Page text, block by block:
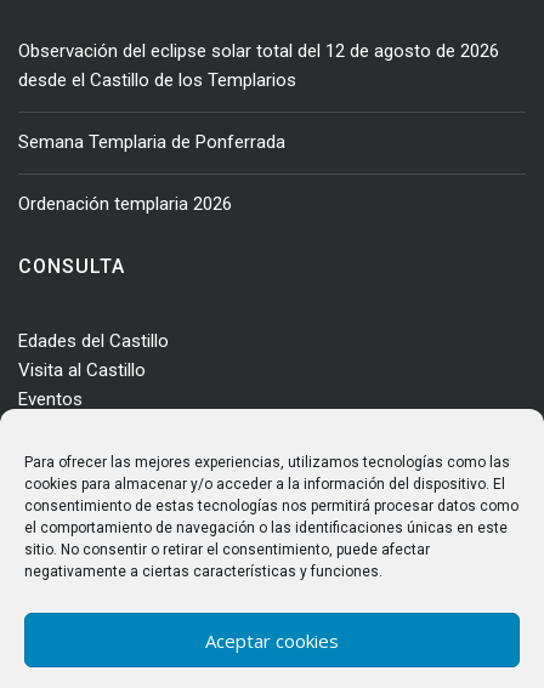
Para ofrecer las mejores experiencias, utilizamos tecnologías como las
cookies para almacenar y/o acceder a la información del dispositivo. El
consentimiento de estas tecnologías nos permitirá procesar datos como
el comportamiento de navegación o las identificaciones únicas en este
sitio. No consentir o retirar el consentimiento, puede afectar
negativamente a ciertas características y funciones.
Aceptar cookies
Observación del eclipse solar total del 12 de agosto de 2026
desde el Castillo de los Templarios
Semana Templaria de Ponferrada
Ordenación templaria 2026
CONSULTA
Edades del Castillo
Visita al Castillo
Eventos
Enclave
Más información
Consultas
Horarios y tarifas